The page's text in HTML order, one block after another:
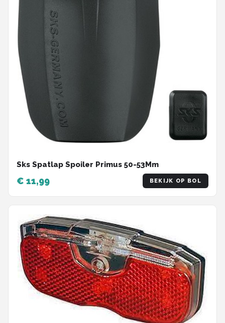
Sks Spatlap Spoiler Primus 50-53Mm
€ 11,99 BEKIJK OP BOL